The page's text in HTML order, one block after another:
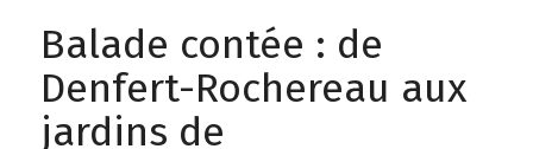
Balade contée : de
Denfert-Rochereau aux
jardins de